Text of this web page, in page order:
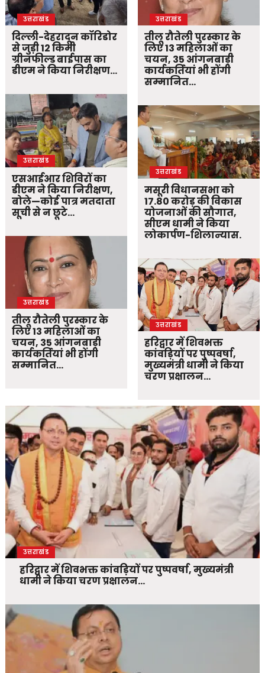
उत्तराखंड
दिल्ली-देहरादून कॉरिडोर
से जुड़ी 12 किमी
ग्रीनफील्ड बाईपास का
डीएम ने किया निरीक्षण…
उत्तराखंड
एसआईआर शिविरों का
डीएम ने किया निरीक्षण,
बोले—कोई पात्र मतदाता
सूची से न छूटे…
उत्तराखंड
तीलू रौतेली पुरस्कार के
लिए 13 महिलाओं का
चयन, 35 आंगनबाड़ी
कार्यकर्तियां भी होंगी
सम्मानित…
उत्तराखंड
तीलू रौतेली पुरस्कार के
लिए 13 महिलाओं का
चयन, 35 आंगनबाड़ी
कार्यकर्तियां भी होंगी
सम्मानित…
उत्तराखंड
मसूरी विधानसभा को
17.80 करोड़ की विकास
योजनाओं की सौगात,
सीएम धामी ने किया
लोकार्पण-शिलान्यास.
उत्तराखंड
हरिद्वार में शिवभक्त
कांवड़ियों पर पुष्पवर्षा,
मुख्यमंत्री धामी ने किया
चरण प्रक्षालन…
उत्तराखंड
हरिद्वार में शिवभक्त कांवड़ियों पर पुष्पवर्षा, मुख्यमंत्री
धामी ने किया चरण प्रक्षालन…